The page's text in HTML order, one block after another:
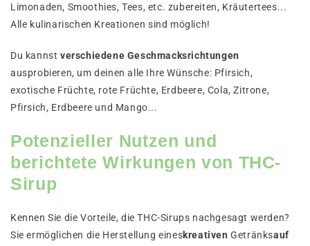
Limonaden, Smoothies, Tees, etc. zubereiten, Kräutertees...
Alle kulinarischen Kreationen sind möglich!
Du kannst verschiedene Geschmacksrichtungen
ausprobieren, um deinen alle Ihre Wünsche: Pfirsich,
exotische Früchte, rote Früchte, Erdbeere, Cola, Zitrone,
Pfirsich, Erdbeere und Mango...
Potenzieller Nutzen und
berichtete Wirkungen von THC-
Sirup
Kennen Sie die Vorteile, die THC-Sirups nachgesagt werden?
Sie ermöglichen die Herstellung eineskreativen Getränksauf